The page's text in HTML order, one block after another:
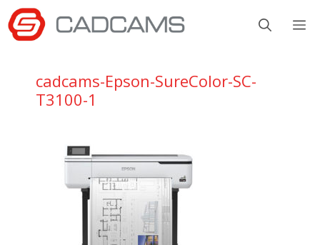
Aller
au
contenu
cadcams-Epson-SureColor-SC-
T3100-1